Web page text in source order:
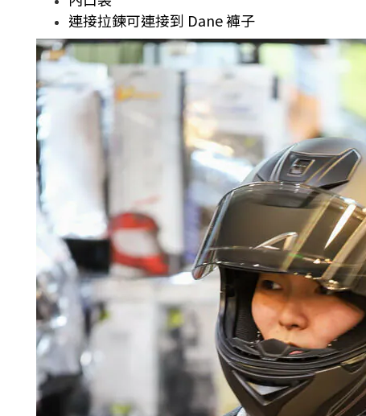
連接拉鍊可連接到 Dane褲子